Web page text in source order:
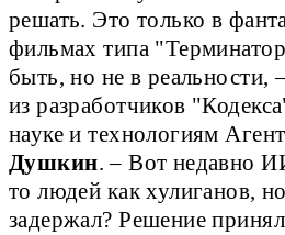
решать. Это только в
фильмах типа
быть, но не в реальности,
из разработчиков
науке и технологиям
Душкин. – Вот недавно
то людей как хулиганов,
задержал? Решение